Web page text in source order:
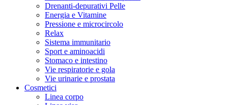
Drenanti-depurativi Pelle
Energia e Vitamine
Pressione e microcircolo
Relax
Sistema immunitario
Sport e aminoacidi
Stomaco e intestino
Vie respiratorie e gola
Vie urinarie e prostata
Cosmetici
Linea corpo